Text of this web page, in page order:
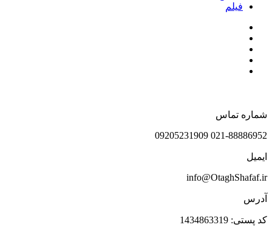
فیلم
شماره تماس
021-88886952 09205231909
ایمیل
info@OtaghShafaf.ir
آدرس
کد پستی: 1434863319